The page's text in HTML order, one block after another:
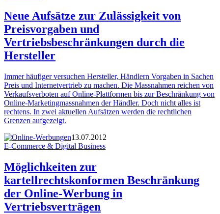
Neue Aufsätze zur Zulässigkeit von
Preisvorgaben und
Vertriebsbeschränkungen durch die
Hersteller
Immer häufiger versuchen Hersteller, Händlern Vorgaben in Sachen
Preis und Internetvertrieb zu machen. Die Massnahmen reichen von
Verkaufsverboten auf Online-Plattformen bis zur Beschränkung von
Online-Marketingmassnahmen der Händler. Doch nicht alles ist
rechtens. In zwei aktuellen Aufsätzen werden die rechtlichen
Grenzen aufgezeigt.
13.07.2012
E-Commerce & Digital Business
Möglichkeiten zur
kartellrechtskonformen Beschränkung
der Online-Werbung in
Vertriebsverträgen